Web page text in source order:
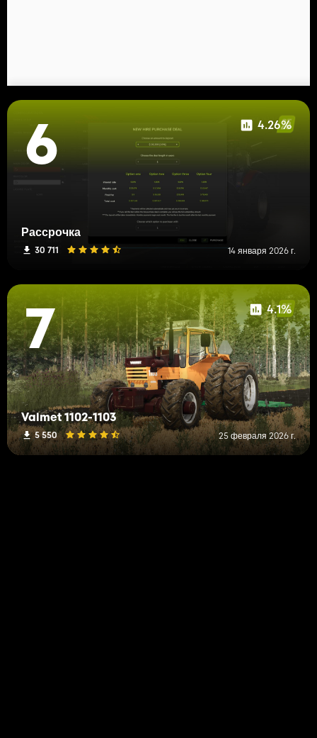
6 4.26%
Рассрочка
30 711 14 января 2026 г.
7 4.1%
Valmet 1102-1103
5 550 25 февраля 2026 г.